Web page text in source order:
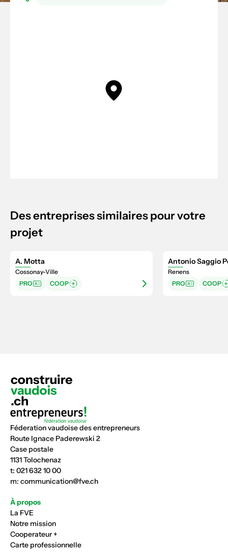
Des entreprises similaires pour votre
projet
A. Motta
Cossonay-Ville
PRO
COOP
Antonio Saggio
Renens
PRO
COOP
Féderation vaudoise des entrepreneurs
Route Ignace Paderewski 2
Case postale
1131 Tolochenaz
t: 021 632 10 00
m: communication@fve.ch
À propos
La FVE
Notre mission
Cooperateur +
Carte professionnelle